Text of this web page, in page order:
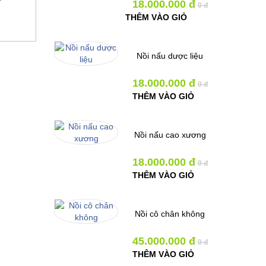
18.000.000 đ 0 đ
THÊM VÀO GIỎ
Nồi nấu dược liệu
18.000.000 đ 0 đ
THÊM VÀO GIỎ
Nồi nấu cao xương
18.000.000 đ 0 đ
THÊM VÀO GIỎ
Nồi cô chân không
45.000.000 đ 0 đ
THÊM VÀO GIỎ